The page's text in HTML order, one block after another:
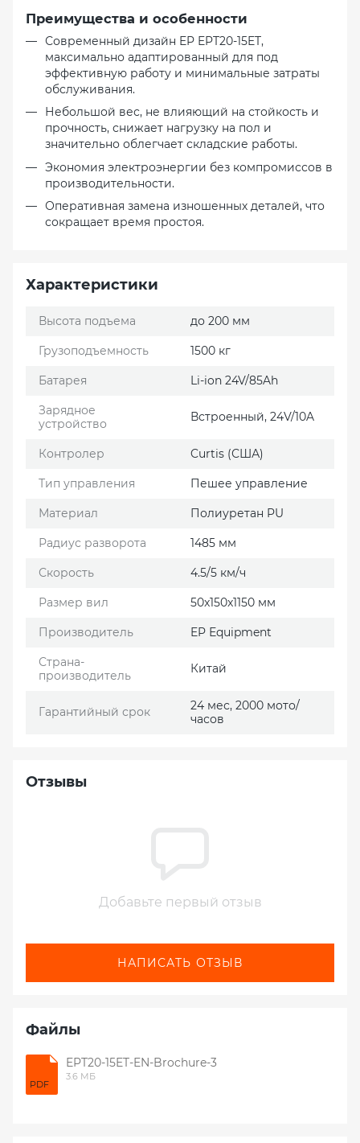
Преимущества и особенности
Современный дизайн EP EPT20-15ET,
максимально адаптированный для под
эффективную работу и минимальные затраты
обслуживания.
Небольшой вес, не влияющий на стойкость и
прочность, снижает нагрузку на пол и
значительно облегчает складские работы.
Экономия электроэнергии без компромиссов в
производительности.
Оперативная замена изношенных деталей, что
сокращает время простоя.
Характеристики
Высота подъема до 200 мм
Грузоподъемность 1500 кг
Батарея Li-ion 24V/85Ah
Зарядное
устройство
Встроенный, 24V/10A
Контролер Curtis (США)
Тип управления Пешее управление
Материал Полиуретан PU
Радиус разворота 1485 мм
Скорость 4.5/5 км/ч
Размер вил 50x150x1150 мм
Производитель EP Еquipment
Страна-
производитель
Китай
Гарантийный срок
24 мес, 2000 мото/
часов
Отзывы
Добавьте первый отзыв
НАПИСАТЬ ОТЗЫВ
Файлы
PDF
EPT20-15ET-EN-Brochure-3
3.6 МБ